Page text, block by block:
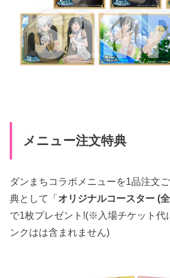
メニュー注文特典
ダンまちコラボメニューを1品注文
典として「オリジナルコースター (
で1枚プレゼント!(※入場チケット代
ンクはは含まれません)